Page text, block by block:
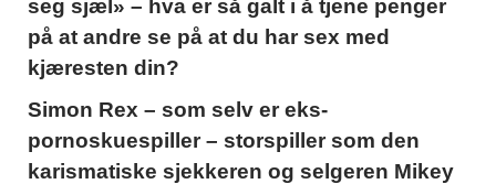
seg sjæl» – hva er så galt i å tjene penger
på at andre se på at du har sex med
kjæresten din?
Simon Rex – som selv er eks-
pornoskuespiller – storspiller som den
karismatiske sjekkeren og selgeren Mikey